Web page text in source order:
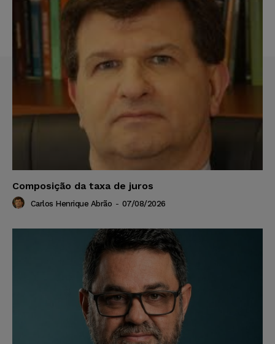
Composição da taxa de juros
Carlos Henrique Abrão - 07/08/2026